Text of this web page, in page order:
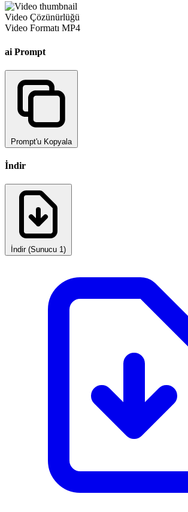
Video Çözünürlüğü
Video Formatı MP4
ai Prompt
Prompt'u Kopyala
İndir
İndir (Sunucu 1)